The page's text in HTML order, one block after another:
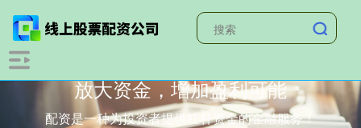
放大资金，增加盈利可能
配资是一种为投资者提供杠杆资金的金融服务！